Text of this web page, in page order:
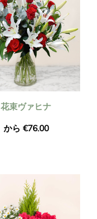
花束ヴァヒナ
から €76.00